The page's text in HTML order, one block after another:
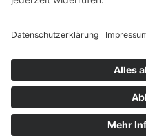
Mentions légales
Conditions
Téléchargements
© Ohrdrufer